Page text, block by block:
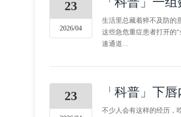
23
2026/04
生活里总藏着猝不及防的
这些急危重症患者打开的
速通道...
23 「科普」下
不少人会有这样的经历，